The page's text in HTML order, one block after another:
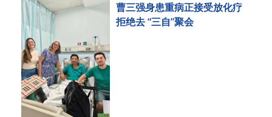
曹三强身患重病正接受放化疗
拒绝去 “三自”聚会